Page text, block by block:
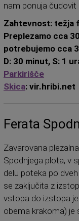
nam ponuja čudovit
Zahtevnost: težja
Preplezamo cca
potrebujemo cca
D: 30 minut, S: 1
Parkirišče
Skica: vir.hribi.net
Ferata
Zavarovana
Spodnjega plota, v
delu poteka po
se zaključita z
vstopa do izstopa
obema krakoma) je